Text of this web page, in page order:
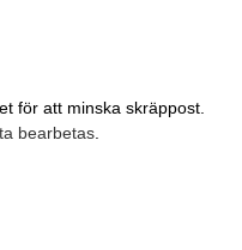
för att minska skräppost.
bearbetas.